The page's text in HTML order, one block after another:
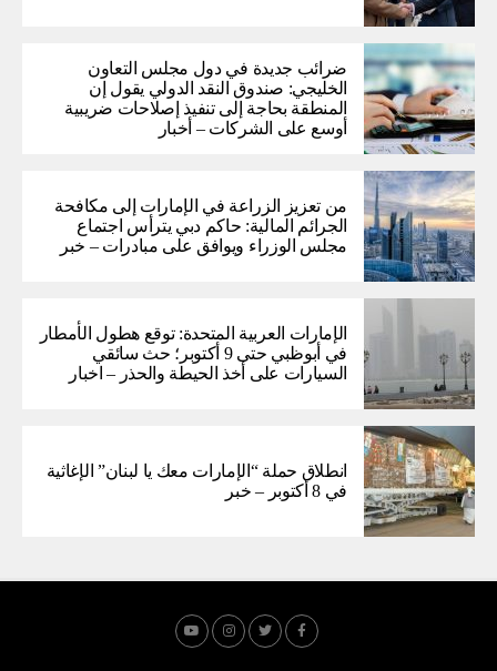
ضرائب جديدة في دول مجلس التعاون
الخليجي: صندوق النقد الدولي يقول إن
المنطقة بحاجة إلى تنفيذ إصلاحات ضريبية
أوسع على الشركات – أخبار
من تعزيز الزراعة في الإمارات إلى مكافحة
الجرائم المالية: حاكم دبي يترأس اجتماع
مجلس الوزراء ويوافق على مبادرات – خبر
الإمارات العربية المتحدة: توقع هطول الأمطار
في أبوظبي حتى 9 أكتوبر؛ حث سائقي
السيارات على أخذ الحيطة والحذر – اخبار
انطلاق حملة “الإمارات معك يا لبنان” الإغاثية
في 8 أكتوبر – خبر